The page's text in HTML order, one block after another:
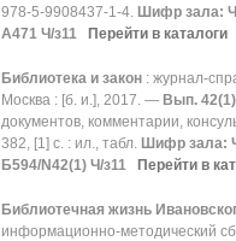
978-5-9908437-1-4. Шифр зала:
А471 Ч/з11
Перейти в каталоги
Библиотека и закон : журнал-
Москва : [б. и.], 2017. — Вып. 42(1)
документов, комментарии,
382, [1] с. : ил., табл. Шифр зала:
Б594/N42(1) Ч/з11
Перейти в
Библиотечная жизнь
информационно-методический